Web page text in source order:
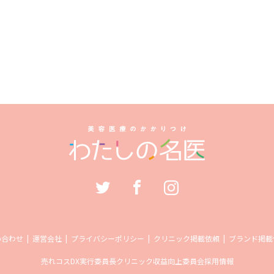
わせ 運営会社 プライバシーポリシー クリニック掲載依頼 ブランド掲
売れコスDX実行委員長クリニック収益向上委員会採用情報